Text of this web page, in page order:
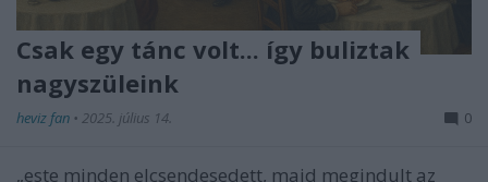
Csak egy tánc volt... így buliztak
nagyszüleink
heviz fan • 2025. július 14. 0
„este minden elcsendesedett, majd megindult az